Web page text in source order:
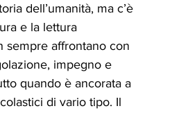
dell’umanità, ma c’è
e la lettura
sempre affrontano con
impegno e
quando è ancorata a
di vario tipo. Il